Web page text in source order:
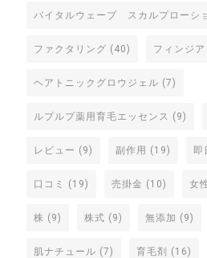
バイタルウェーブ スカルプローシ
ファクタリング (40) フィンジア
ヘアトニックグロウジェル (7)
ルプルプ薬用育毛エッセンス (9)
レビュー (9) 副作用 (19) 即
口コミ (19) 売掛金 (10) 女
株 (9) 株式 (9) 無添加 (9)
肌ナチュール (7) 育毛剤 (16)